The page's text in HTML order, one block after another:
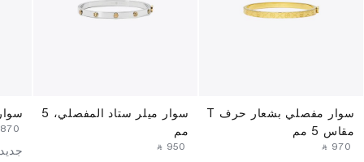
سوار مفصلي بشعار حرف T
مقاس 5 مم
‎ ⃁ ⁦970⁩ ‎
سوار ميلر ستاد المفصلي، 5
مم
‎ ⃁ ⁦950⁩ ‎